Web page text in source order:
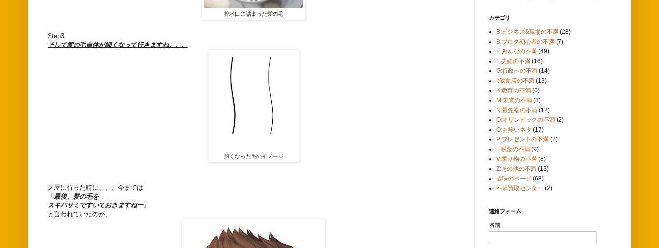
排水口に詰まった髪の毛
Step3:
そして髪の毛自体が細くなって行きますね、、、
細くなった毛のイメージ
床屋に行った時に、、、今までは
『最後、髪の毛を
スキバサミですいておきますねー』
と言われていたのが、
カテゴリ
B:ビジネス&職場の不満 (28)
B:ブログ初心者の不満 (7)
E:みんなの不満 (49)
F:夫婦の不満 (16)
G:行政への不満 (14)
I:飲食店の不満 (13)
K:教育の不満 (6)
M:未来の不満 (8)
N:最先端の不満 (12)
O:オリンピックの不満 (2)
O:お笑いネタ (17)
P:プレゼントの不満 (2)
T:税金の不満 (9)
V:乗り物の不満 (8)
Z:その他の不満 (13)
趣味のページ (68)
不満買取センター (2)
連絡フォーム
名前